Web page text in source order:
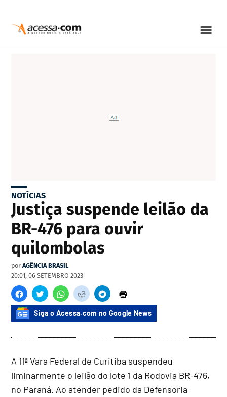
NOTÍCIAS
Justiça suspende leilão da
BR-476 para ouvir
quilombolas
por AGÊNCIA BRASIL
20:01, 06 SETEMBRO 2023
Siga o Acessa.com no Google News
A 11ª Vara Federal de Curitiba suspendeu
liminarmente o leilão do lote 1 da Rodovia BR-476,
no Paraná. Ao atender pedido da Defensoria